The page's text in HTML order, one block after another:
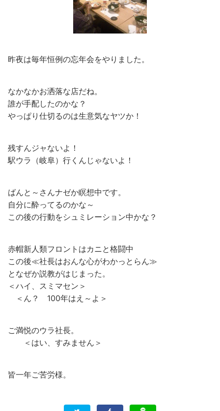
昨夜は毎年恒例の忘年会をやりました。
なかなかお洒落な店だね。
誰が手配したのかな？
やっぱり仕切るのは生意気なヤツか！
残すんジャないよ！
駅ウラ（岐阜）行くんじゃないよ！
ばんと～さんナゼか瞑想中です。
自分に酔ってるのかな～
この後の行動をシュミレーション中かな？
赤帽新人類フロントはカニと格闘中
この後≪社長はおんな心がわかっとらん≫
となぜか説教がはじまった。
＜ハイ、スミマセン＞
＜ん？ 100年はえ～よ＞
ご満悦のウラ社長。
＜はい、すみません＞
皆一年ご苦労様。